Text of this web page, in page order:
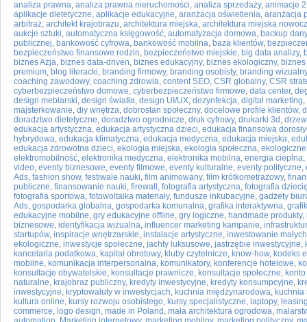
analiza prawna, analiza prawna nieruchomości, analiza sprzedaży, animacje
aplikacje dietetyczne, aplikacje edukacyjne, aranżacja oświetlenia, aranżacja
arbitraż, architekt krajobrazu, architektura miejska, architektura miejska
aukcje sztuki, automatyczna księgowość, automatyzacja domowa, backup
publicznej, bankowość cyfrowa, bankowość mobilna, baza klientów,
bezpieczeństwo finansowe rodzin, bezpieczeństwo miejskie, big data analizy,
biznes Azja, biznes data-driven, biznes edukacyjny, biznes ekologiczny,
premium, blog literacki, branding firmowy, branding osobisty, branding wizualny
coaching zawodowy, coaching zdrowia, content SEO, CSR globalny, CSR
cyberbezpieczeństwo domowe, cyberbezpieczeństwo firmowe, data center,
design meblarski, design światła, design UI/UX, dezynfekcja, digital marketing,
majsterkowanie, diy wnętrza, dobrostan społeczny, docelowe profile klientów,
doradztwo dietetyczne, doradztwo ogrodnicze, druk cyfrowy, drukarki 3d ,
edukacja artystyczna, edukacja artystyczna dzieci, edukacja finansowa
hybrydowa, edukacja klimatyczna, edukacja medyczna, edukacja miejska,
edukacja zdrowotna dzieci, ekologia miejska, ekologia społeczna,
elektromobilność, elektronika medyczna, elektronika mobilna, energia cieplna,
video, eventy biznesowe, eventy filmowe, eventy kulturalne, eventy polityczne,
Ads, fashion show, festiwale nauki, film animowany, film krótkometrażowy,
publiczne, finansowanie nauki, firewall , fotografia artystyczna, fotografia
fotografia sportowa, fotowoltaika materiały, fundusze inkubacyjne, gadżety
Ads, gospodarka globalna, gospodarka komunalna, grafika interaktywna,
edukacyjne mobilne, gry edukacyjne offline, gry logiczne, handmade produkty,
biznesowe, identyfikacja wizualna, influencer marketing kampanie,
startupów, inspiracje wnętrzarskie, instalacje artystyczne, inwestowanie
ekologiczne, inwestycje społeczne, jachty luksusowe, jastrzębie inwestycyjne,
kancelaria podatkowa, kapitał obrotowy, kluby czytelnicze, know-how, kodeks
mobilne, komunikacja interpersonalna, komunikatory, konferencje hotelowe,
konsultacje obywatelskie, konsultacje prawnicze, konsultacje społeczne,
naturalne, krajobraz publiczny, kredyty inwestycyjne, kredyty konsumpcyjne,
inwestycyjne, kryptowaluty w inwestycjach, kuchnia międzynarodowa, kuchnia
kultura online, kursy rozwoju osobistego, kursy specjalistyczne, laptopy,
commerce, logo design, made in Poland , mała architektura ogrodowa,